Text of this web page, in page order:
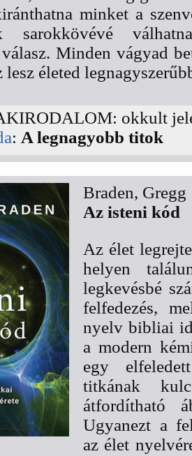
minket a
sarokkövévé
Minden vágyad
életed
okkult
: A legnagyobb titok
Braden, Gregg
Az isteni kód
Az élet
helyen
legkevésbé
felfedezés,
nyelv bibliai
a modern
egy
titkának
átfordítható
Ugyanezt a
az élet